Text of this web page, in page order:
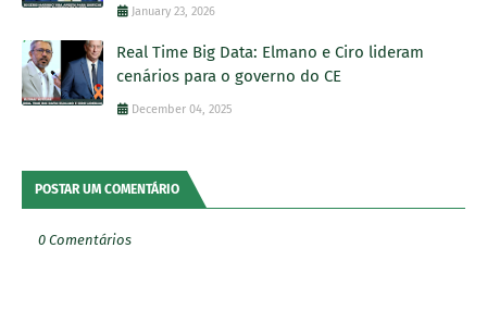
January 23, 2026
Real Time Big Data: Elmano e Ciro lideram
cenários para o governo do CE
December 04, 2025
POSTAR UM COMENTÁRIO
0 Comentários